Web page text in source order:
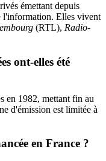
émettant depuis
l'information. Elles vivent
(RTL), Radio-
ont-elles été
en 1982, mettant fin au
d'émission est limitée à
en France ?